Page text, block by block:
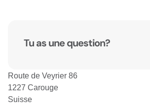
Tu as une question?
Route de Veyrier 86
1227 Carouge
Suisse